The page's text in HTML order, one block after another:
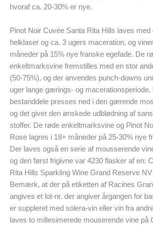
hvoraf ca. 20-30% er nye.
Pinot Noir Cuvée Santa Rita Hills laves med
helklaser og ca. 3 ugers maceration, og
måneder på 15% nye franske egefade. De
enkeltmarksvine fremstilles med en stor
(50-75%), og der anvendes punch-downs
uger lange gærings- og macerationsperiode,
bestanddele presses ned i den gærende
og det giver den ønskede udblødning af
stoffer. De røde enkeltmarksvine og Pinot
Rose lagres i 18+ måneder på 25-30% nye
Der laves også en serie af mousserende
og den først frigivne var 4230 flasker af en:
Rita Hills Sparkling Wine Grand Reserve
Bemærk, at der på etiketten af Racines
angives et lot-nr. der angiver årgangen for
er suppleret med solera-vin eller vin fra
laves to millesimerede mouserende vine på